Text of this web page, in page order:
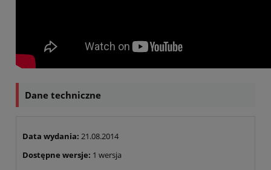
Dane techniczne
Data wydania: 21.08.2014
Dostępne wersje: 1 wersja